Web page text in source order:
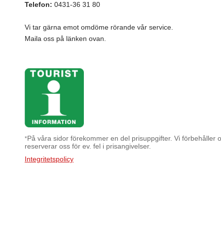
Telefon: 0431-36 31 80
Vi tar gärna emot omdöme rörande vår service.
Maila oss på länken ovan.
*På våra sidor förekommer en del prisuppgifter. Vi förbehåller
reserverar oss för ev. fel i prisangivelser.
Integritetspolicy